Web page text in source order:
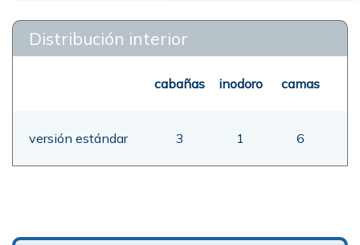
Distribución interior
cabañas inodoro camas
versión estándar 3 1 6